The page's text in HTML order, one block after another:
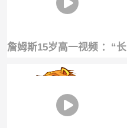
詹姆斯15岁高一视频 ：“长
大后，想成为榜样.....